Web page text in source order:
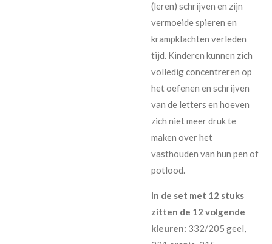
(leren) schrijven en zijn
vermoeide spieren en
krampklachten verleden
tijd. Kinderen kunnen zich
volledig concentreren op
het oefenen en schrijven
van de letters en hoeven
zich niet meer druk te
maken over het
vasthouden van hun pen of
potlood.
In de set met 12 stuks
zitten de 12 volgende
kleuren: 332/205 geel,